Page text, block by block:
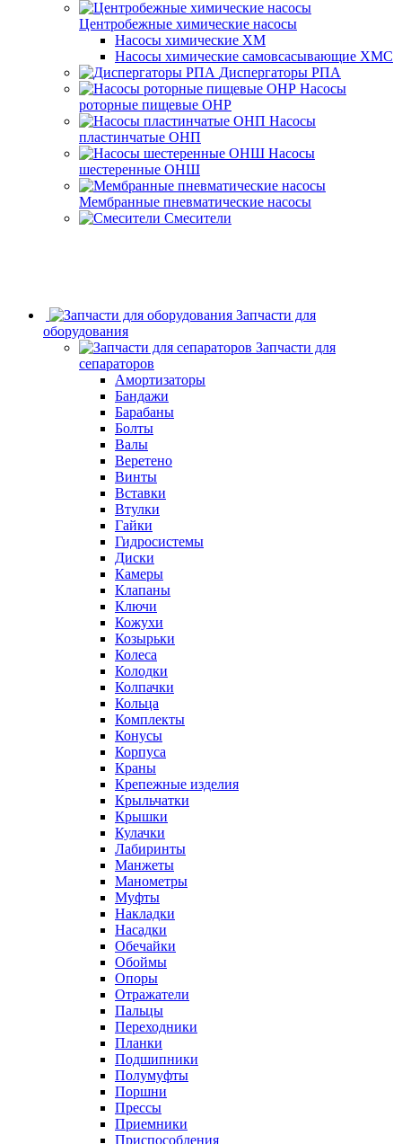
Центробежные химические насосы
Насосы химические ХМ
Насосы химические самовсасывающие ХМС
Диспергаторы РПА
Насосы
роторные пищевые ОНР
Насосы
пластинчатые ОНП
Насосы
шестеренные ОНШ
Мембранные пневматические насосы
Смесители
Запчасти для
оборудования
Запчасти для
сепараторов
Амортизаторы
Бандажи
Барабаны
Болты
Валы
Веретено
Винты
Вставки
Втулки
Гайки
Гидросистемы
Диски
Камеры
Клапаны
Ключи
Кожухи
Козырьки
Колеса
Колодки
Колпачки
Кольца
Комплекты
Конусы
Корпуса
Краны
Крепежные изделия
Крыльчатки
Крышки
Кулачки
Лабиринты
Манжеты
Манометры
Муфты
Накладки
Насадки
Обечайки
Обоймы
Опоры
Отражатели
Пальцы
Переходники
Планки
Подшипники
Полумуфты
Поршни
Прессы
Приемники
Приспособления